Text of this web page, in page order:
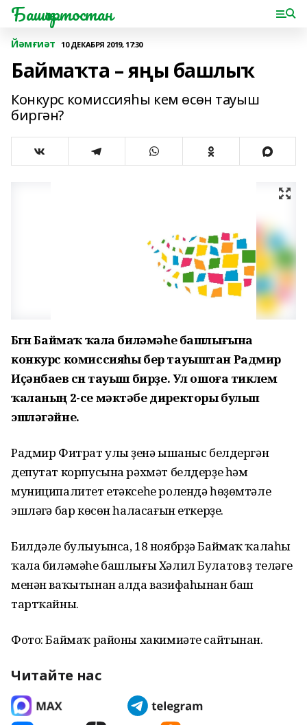
Башҡортостан
Йәмғиәт 10 ДЕКАБРЯ 2019, 17:30
Баймаҡта – яңы башлыҡ
Конкурс комиссияһы кем өсөн тауыш
биргән?
Бөгөн Баймаҡ ҡала биләмәһе башлығына
конкурс комиссияһы бер тауыштан Радмир
Иҫәнбаев өсөн тауыш бирҙе. Ул ошоға тиклем
ҡаланың 2-се мәктәбе директоры булып
эшләгәйне.
Радмир Фитрат улы үҙенә ышаныс белдергән
депутат корпусына рәхмәт белдерҙе һәм
муниципалитет етәксеһе ролендә һөҙөмтәле
эшләүгә бар көсөн һаласағын еткерҙе.
Билдәле булыуынса, 18 ноябрҙә Баймаҡ ҡалаһы
ҡала биләмәһе башлығы Хәлил Булатов үҙ теләге
менән ваҡытынан алда вазифаһынан баш
тартҡайны.
Фото: Баймаҡ районы хакимиәте сайтынан.
Читайте нас